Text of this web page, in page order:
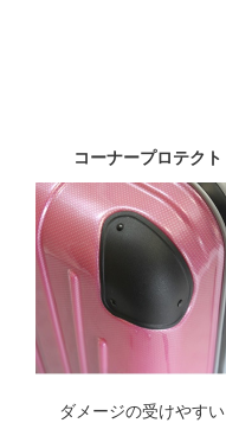
コーナープロテクト
ダメージの受けやすい